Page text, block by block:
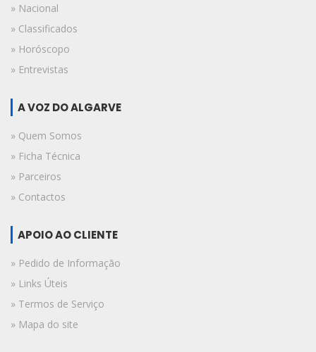
» Nacional
» Classificados
» Horóscopo
» Entrevistas
A VOZ DO ALGARVE
» Quem Somos
» Ficha Técnica
» Parceiros
» Contactos
APOIO AO CLIENTE
» Pedido de Informação
» Links Úteis
» Termos de Serviço
» Mapa do site